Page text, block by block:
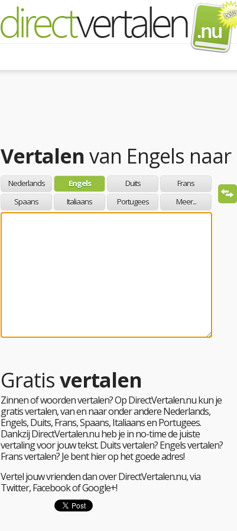
Vertalenvan Engels naar
Nederlands Engels Duits
Frans
Spaans
Italiaans Portugees Meer...
Gratisvertalen
Zinnen of woorden vertalen? Op DirectVertalen.nu kun je
gratis vertalen, van en naar onder andere Nederlands,
Engels, Duits, Frans, Spaans, Italiaans en Portugees.
Dankzij DirectVertalen.nu heb je in no-time de juiste
vertaling voor jouw tekst. Duits vertalen? Engels vertalen?
Frans vertalen? Je bent hier op het goede adres!
Vertel jouw vrienden dan over DirectVertalen.nu, via
Twitter, Facebook of Google+!